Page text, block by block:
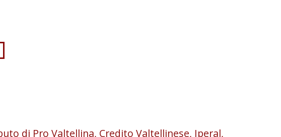
di Pro Valtellina, Credito Valtellinese, Iperal,